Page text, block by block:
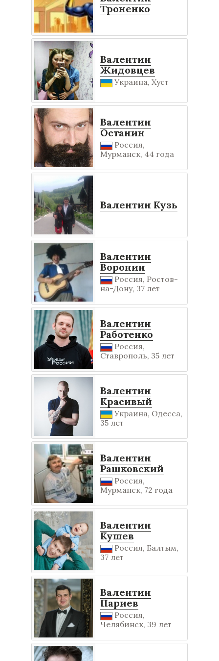
Τроненко
Валентин
Жидовцев
Украина, Хуст
Валентин
Останин
Россия,
Мурманск, 44 года
Валентин Кузь
Валентин
Воронин
Россия, Ростов-
на-Дону, 37 лет
Валентин
Работенко
Россия,
Ставрополь, 35 лет
Валентин
Красивый
Украина, Одесса,
35 лет
Валентин
Рашковский
Россия,
Мурманск, 72 года
Валентин
Кушев
Россия, Балтым,
37 лет
Валентин
Париев
Россия,
Челябинск, 39 лет